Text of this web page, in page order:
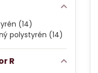
(14)
polystyrén (14)
R